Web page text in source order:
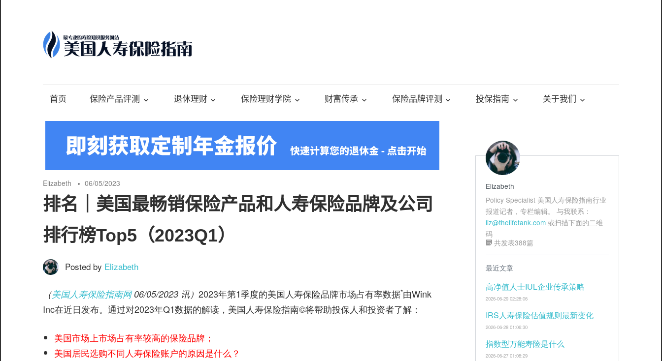
content
国
人
寿
保
险
南
©️
专
业
的
险
理
财
务
区
首页 保险产品评测 退休理财 保险理财学院 财富传承 保险品牌评测 投保指南 关于我们
Elizabeth 06/05/2023
排名｜美国最畅销保险产品和人寿保险品牌及公司
排行榜Top5（2023Q1）
Posted by Elizabeth
（美国人寿保险指南网06/05/2023 讯） 2023年第1季度的美国人寿保险品牌市场占有率数据*由Wink
Inc在近日发布。通过对2023年Q1数据的解读，美国人寿保险指南©️将帮助投保人和投资者了解：
美国市场上市场占有率较高的保险品牌；
美国居民选购不同人寿保险账户的原因是什么？
Elizabeth
Policy Specialist 美国人寿保险指南行业
报道记者，专栏编辑。 与我联系：
liz@thelifetank.com或扫描下面的二维
码
共发表388篇
最近文章
高净值人士IUL企业传承策略
2026-06-29 02:28:06
IRS人寿保险估值规则最新变化
2026-06-28 01:06:30
指数型万能寿险是什么
2026-06-27 01:08:29